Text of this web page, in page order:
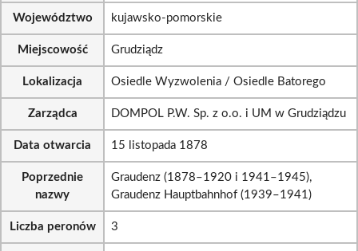
Województwo kujawsko-pomorskie
Miejscowość Grudziądz
Lokalizacja Osiedle Wyzwolenia / Osiedle Batorego
Zarządca DOMPOL P.W. Sp. z o.o. i UM w Grudziądzu
Data otwarcia 15 listopada 1878
Poprzednie
nazwy
Graudenz (1878–1920 i 1941–1945),
Graudenz Hauptbahnhof (1939–1941)
Liczba peronów 3